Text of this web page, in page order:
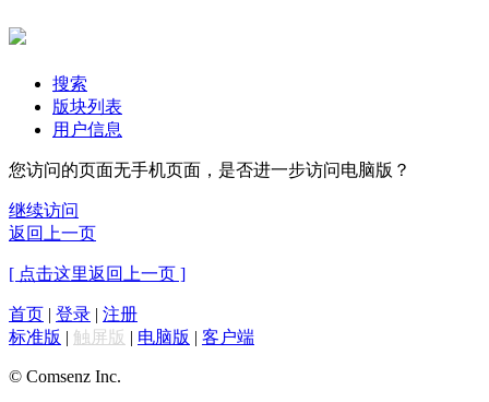
搜索
版块列表
用户信息
您访问的页面无手机页面，是否进一步访问电脑版？
继续访问
返回上一页
[ 点击这里返回上一页 ]
首页 | 登录 | 注册
标准版 | 触屏版 | 电脑版 | 客户端
© Comsenz Inc.